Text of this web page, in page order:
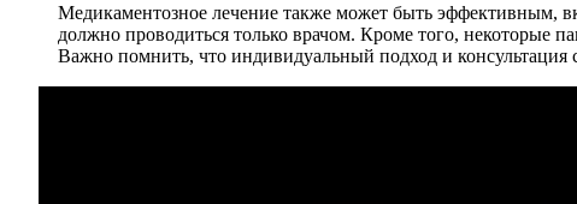
Медикаментозное лечение также может быть эффективным,
должно проводиться только врачом. Кроме того, некоторые
Важно помнить, что индивидуальный подход и